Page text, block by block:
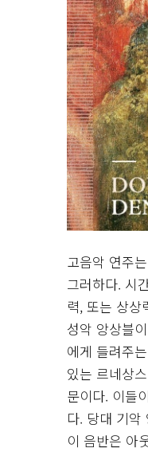
고음악 연주
그러하다. 시
력, 또는 상
성악 앙상블
에게 들려주
있는 르네상
문이다. 이들
다. 당대 기악
이 음반은 아